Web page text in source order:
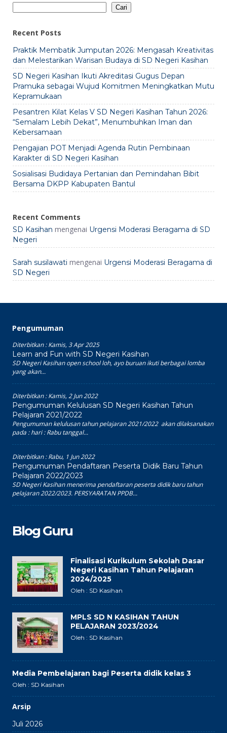
Cari
Recent Posts
Praktik Membatik Jumputan 2026: Mengasah Kreativitas
dan Melestarikan Warisan Budaya di SD Negeri Kasihan
SD Negeri Kasihan Ikuti Akreditasi Gugus Depan
Pramuka sebagai Wujud Komitmen Meningkatkan Mutu
Kepramukaan
Pesantren Kilat Kelas V SD Negeri Kasihan Tahun 2026:
“Semalam Lebih Dekat”, Menumbuhkan Iman dan
Kebersamaan
Pengajian POT Menjadi Agenda Rutin Pembinaan
Karakter di SD Negeri Kasihan
Sosialisasi Budidaya Pertanian dan Pemindahan Bibit
Bersama DKPP Kabupaten Bantul
Recent Comments
SD Kasihan mengenai Urgensi Moderasi Beragama di SD
Negeri
Sarah susilawati mengenai Urgensi Moderasi Beragama di
SD Negeri
Pengumuman
Diterbitkan :Kamis, 3 Apr 2025
Learn and Fun with SD Negeri Kasihan
SD Negeri Kasihan open school loh, ayo buruan ikuti berbagai lomba
yang akan...
Diterbitkan :Kamis, 2 Jun 2022
Pengumuman Kelulusan SD Negeri Kasihan Tahun
Pelajaran 2021/2022
Pengumuman kelulusan tahun pelajaran 2021/2022 akan dilaksanakan
pada : hari : Rabu tanggal...
Diterbitkan :Rabu, 1 Jun 2022
Pengumuman Pendaftaran Peserta Didik Baru Tahun
Pelajaran 2022/2023
SD Negeri Kasihan menerima pendaftaran peserta didik baru tahun
pelajaran 2022/2023. PERSYARATAN PPDB...
Blog Guru
Finalisasi Kurikulum Sekolah Dasar
Negeri Kasihan Tahun Pelajaran
2024/2025
Oleh : SD Kasihan
MPLS SD N KASIHAN TAHUN
PELAJARAN 2023/2024
Oleh : SD Kasihan
Media Pembelajaran bagi Peserta didik kelas 3
Oleh : SD Kasihan
Arsip
Juli 2026